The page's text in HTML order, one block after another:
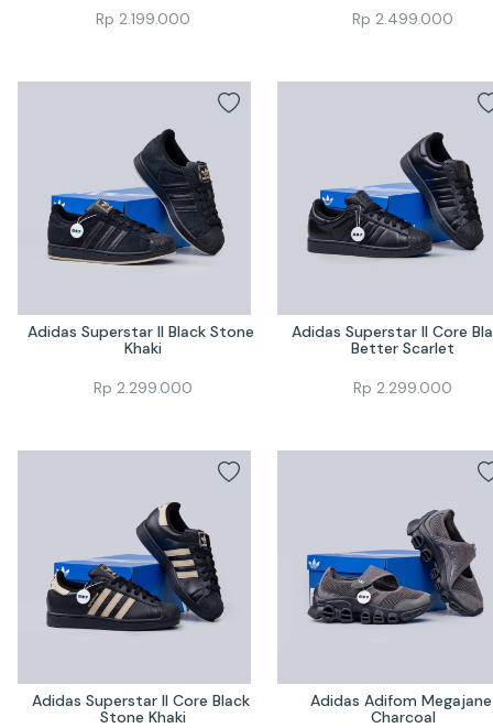
Rp 2.199.000 Rp 2.499.000
Adidas Superstar II Black Stone
Khaki
Rp 2.299.000
Adidas Superstar II Core
Better Scarlet
Rp 2.299.000
Adidas Superstar II Core Black
Stone Khaki
Adidas Adifom Megajane
Charcoal